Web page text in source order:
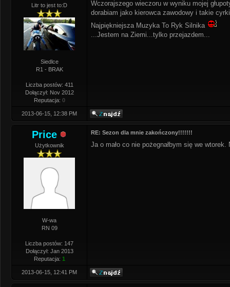
Litr to jest to:D
Siedlce
R1 - BRAK
Liczba postów: 411
Dołączył: Nov 2012
Reputacja: 0
Wczorajszego wieczoru w wyniku mojej
dorabiam jako kierowca zawodowy i takie
Najpiękniejsza Muzyka To Ryk Silnika
...Jestem na Ziemi...tylko przejazdem...
2013-06-15, 12:38 PM
Price
Użytkownik
W-wa
RN 09
Liczba postów: 147
Dołączył: Jan 2013
Reputacja: 1
RE: Sezon dla mnie zakończony!!!!!!!
Ja o mało co nie pożegnałbym się we
2013-06-15, 12:41 PM